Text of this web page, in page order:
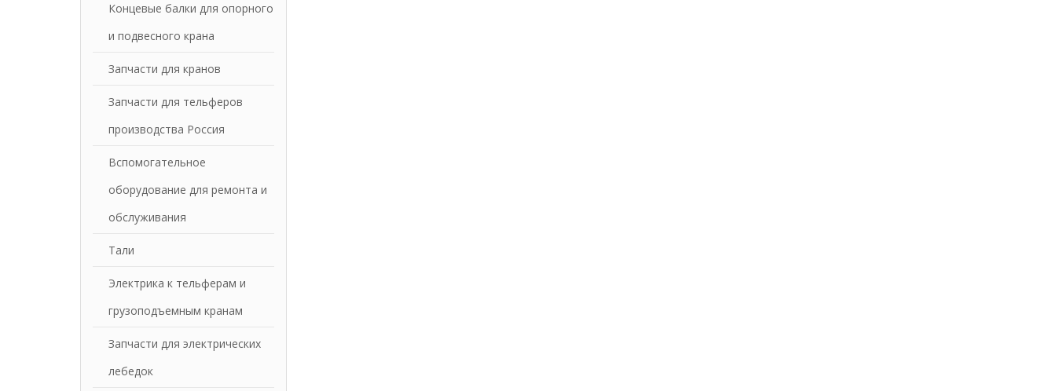
Концевые балки для опорного
и подвесного крана
Запчасти для кранов
Запчасти для тельферов
производства Россия
Вспомогательное
оборудование для ремонта и
обслуживания
Тали
Электрика к тельферам и
грузоподъемным кранам
Запчасти для электрических
лебедок